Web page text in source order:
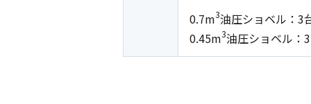
0.7m3油圧ショベル：3
0.45m3油圧ショベル：